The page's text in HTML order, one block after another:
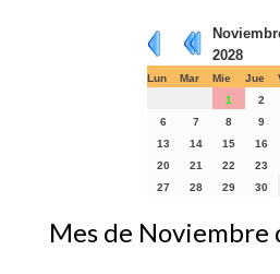
2028
Lun Mar Mie Jue
1
2
6
7 8 9
13
14 15 16
20
21 22 23
27
28 29 30
Mes de Noviembre